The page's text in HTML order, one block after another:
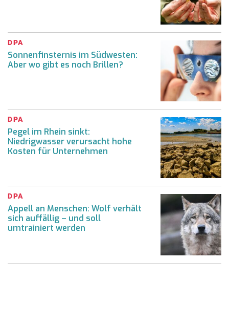
DPA
Sonnenfinsternis im Südwesten:
Aber wo gibt es noch Brillen?
DPA
Pegel im Rhein sinkt:
Niedrigwasser verursacht hohe
Kosten für Unternehmen
DPA
Appell an Menschen: Wolf verhält
sich auffällig – und soll
umtrainiert werden